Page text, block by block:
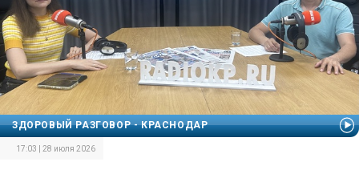
ЗДОРОВЫЙ РАЗГОВОР - КРАСНОДАР
17:03 | 28 июля 2026